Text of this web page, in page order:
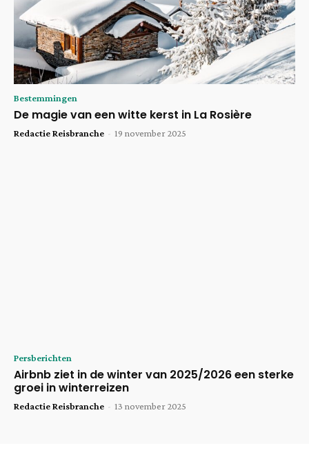
Bestemmingen
De magie van een witte kerst in La Rosière
Redactie Reisbranche - 19 november 2025
Persberichten
Airbnb ziet in de winter van 2025/2026 een sterke
groei in winterreizen
Redactie Reisbranche - 13 november 2025